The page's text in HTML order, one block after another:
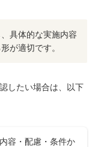
具体的な実施内容
が適切です。
したい場合は、以下
容・配慮・条件か